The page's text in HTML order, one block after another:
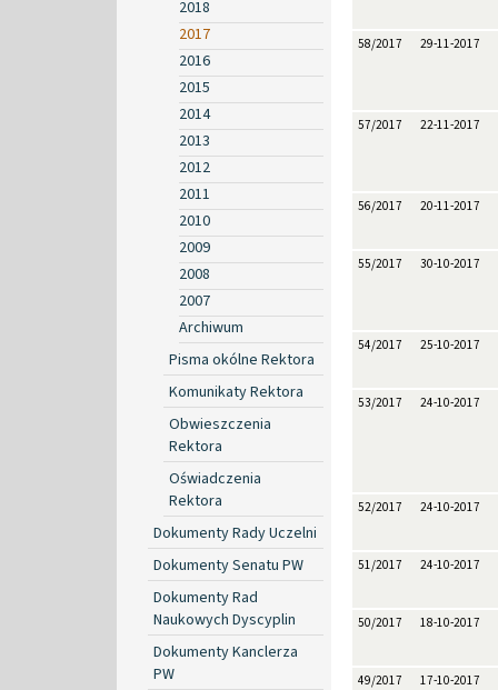
2018
2017
2016
2015
2014
2013
2012
2011
2010
2009
2008
2007
Archiwum
Pisma okólne Rektora
Komunikaty Rektora
Obwieszczenia
Rektora
Oświadczenia
Rektora
Dokumenty Rady Uczelni
Dokumenty Senatu PW
Dokumenty Rad
Naukowych Dyscyplin
Dokumenty Kanclerza
PW
58/2017 29-11-2017
57/2017 22-11-2017
56/2017 20-11-2017
55/2017 30-10-2017
54/2017 25-10-2017
53/2017 24-10-2017
52/2017 24-10-2017
51/2017 24-10-2017
50/2017 18-10-2017
49/2017 17-10-2017